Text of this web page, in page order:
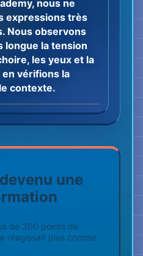
de 300 points de
réagissait plus comme
est revenu
à gauche, mais pas
est née